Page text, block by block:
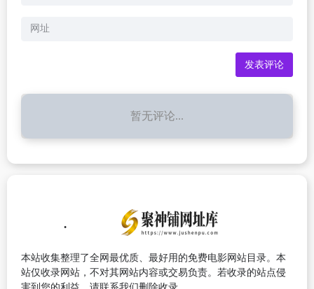
暂无评论...
本站收集整理了全网最优质、最好用的免费电影网站目录。本
站仅收录网站，不对其网站内容或交易负责。若收录的站点侵